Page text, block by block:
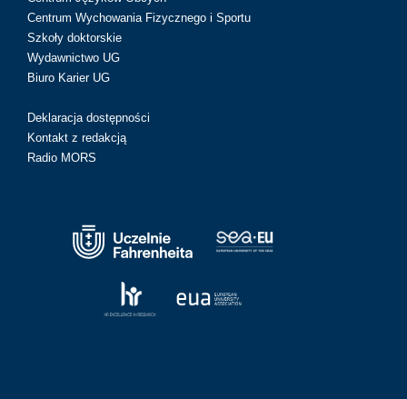
Centrum Wychowania Fizycznego i Sportu
Szkoły doktorskie
Wydawnictwo UG
Biuro Karier UG
Deklaracja dostępności
Kontakt z redakcją
Radio MORS